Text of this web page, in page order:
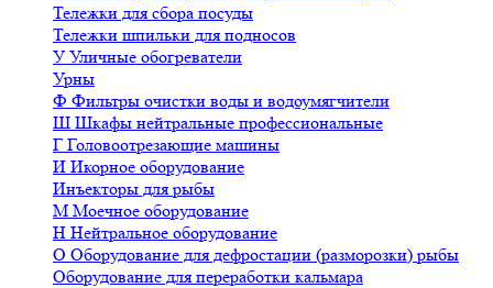
Тележки для сбора посуды
Тележки шпильки для подносов
У Уличные обогреватели
Урны
Ф Фильтры очистки воды и водоумягчители
Ш Шкафы нейтральные профессиональные
Г Головоотрезающие машины
И Икорное оборудование
Инъекторы для рыбы
М Моечное оборудование
Н Нейтральное оборудование
О Оборудование для дефростации (разморозки) рыбы
Оборудование для переработки кальмара